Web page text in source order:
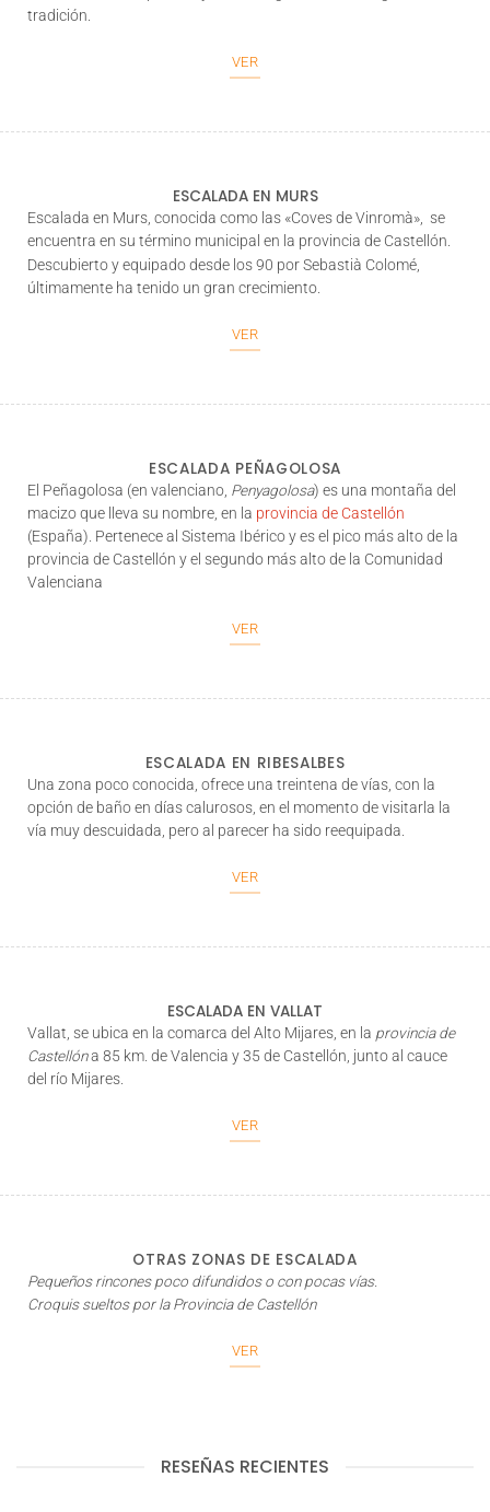
tradición.
VER
ESCALADA EN MURS
Escalada en Murs, conocida como las «Coves de Vinromà», se
encuentra en su término municipal en la provincia de Castellón.
Descubierto y equipado desde los 90 por Sebastià Colomé,
últimamente ha tenido un gran crecimiento.
VER
ESCALADA PEÑAGOLOSA
El Peñagolosa (en valenciano, Penyagolosa) es una montaña del
macizo que lleva su nombre, en la provincia de Castellón
(España). Pertenece al Sistema Ibérico y es el pico más alto de la
provincia de Castellón y el segundo más alto de la Comunidad
Valenciana
VER
ESCALADA EN RIBESALBES
Una zona poco conocida, ofrece una treintena de vías, con la
opción de baño en días calurosos, en el momento de visitarla la
vía muy descuidada, pero al parecer ha sido reequipada.
VER
ESCALADA EN VALLAT
Vallat, se ubica en la comarca del Alto Mijares, en la provincia de
Castellóna 85 km. de Valencia y 35 de Castellón, junto al cauce
del río Mijares.
VER
OTRAS ZONAS DE ESCALADA
Pequeños rincones poco difundidos o con pocas vías.
Croquis sueltos por la Provincia de Castellón
VER
RESEÑAS RECIENTES